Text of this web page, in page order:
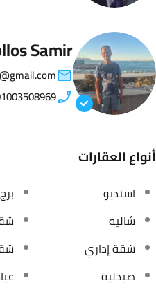
Samir
أنواع العقارات
استديو
برج
شاليه
شقة إداري
صيدلية